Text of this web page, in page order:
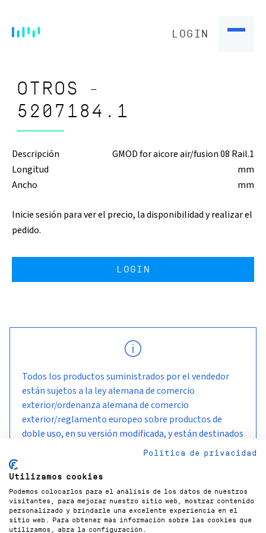
LOGIN
OTROS -
5207184.1
Descripción
GMOD for aicore air/fusion 08 Rail.1
Longitud
mm
Ancho
mm
Inicie sesión para ver el precio, la disponibilidad y realizar el
pedido.
LOGIN
Todos los productos suministrados por el vendedor
están sujetos a la ley alemana de comercio
exterior/ordenanza alemana de comercio
exterior/reglamento europeo sobre productos de
doble uso, en su versión modificada, y están destinados
a ser utilizados y permanecer en el país de entrega
Política de privacidad
Utilizamos cookies
Podemos colocarlos para el análisis de los datos de nuestros
visitantes, para mejorar nuestro sitio web, mostrar contenido
personalizado y brindarle una excelente experiencia en el
sitio web. Para obtener más información sobre las cookies que
utilizamos, abra la configuración.